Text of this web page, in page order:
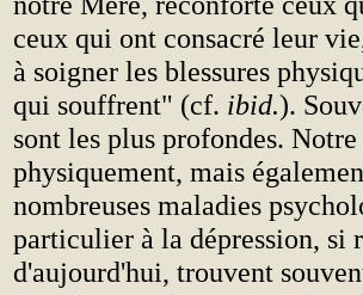
ceux qui ont consacré leur
à soigner les blessures
qui souffrent" (cf. ibid.).
sont les plus profondes.
physiquement, mais
nombreuses maladies
particulier à la dépression, si
d'aujourd'hui, trouvent